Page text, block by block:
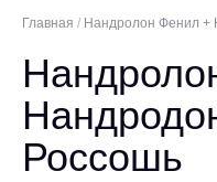
Главная / Нандролон Фенил +
Россошь